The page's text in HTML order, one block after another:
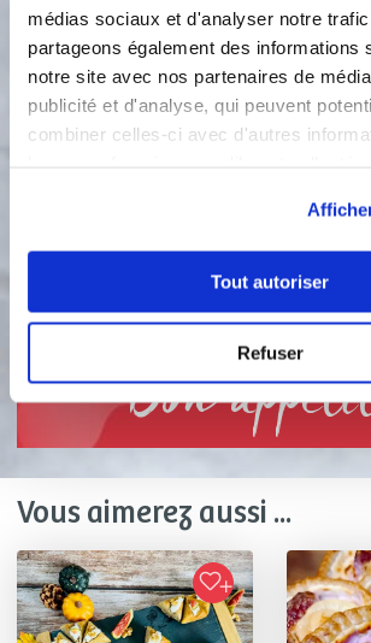
médias sociaux et d'analyser notre
partageons également des informations
notre site avec nos partenaires de
publicité et d'analyse, qui peuvent
combiner celles-ci avec d'autres
Tout autoriser
Refuser
les quartiers de figues
harmonieusement. A
tornado, hachez
répartir par dessus .
croustillante. ( 10
tiède, avec une salade
Bon
Vous aimerez aussi ...